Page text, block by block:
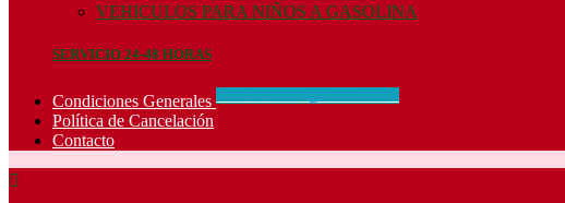
VEHICULOS PARA NIÑOS A GASOLINA
SERVICIO 24-48 HORAS
Condiciones Generales
Política de Cancelación
Contacto
